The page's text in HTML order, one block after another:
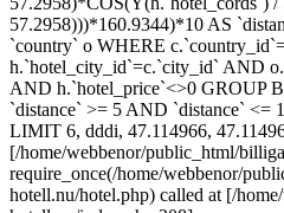
57.2958)))*160.9344)*10 AS
`country` o WHERE
h.`hotel_city_id`=c.`city_id` AND
AND h.`hotel_price`<>0 GROUP
`distance` >= 5 AND `distance` <=
LIMIT 6, dddi, 47.114966,
[/home/webbenor/public_html/
require_once(/home/webbenor/
hotell.nu/hotel.php) called at [/